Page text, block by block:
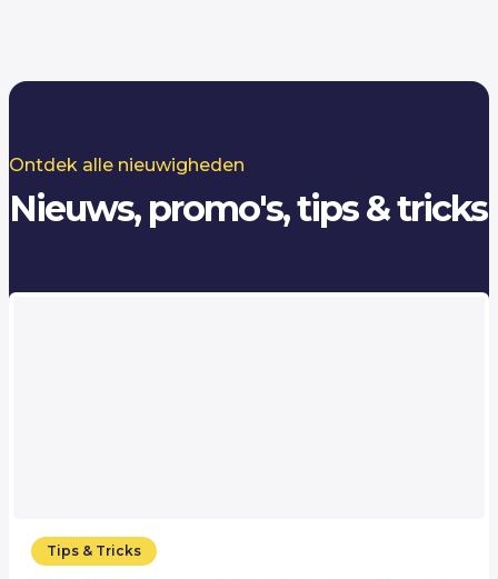
Ontdek alle nieuwigheden
Nieuws, promo's, tips & tricks
Tips & Tricks